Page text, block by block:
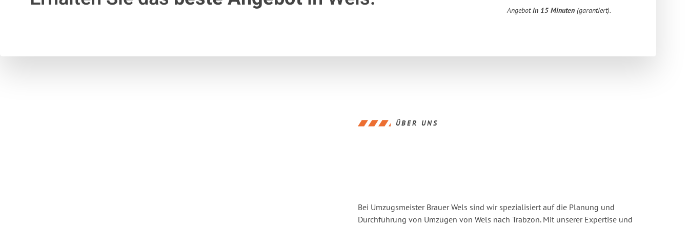
Angebotin 15 Minuten (garantiert).
ÜBER UNS
Bei Umzugsmeister Brauer Wels sind wir spezialisiert auf die Planung und
Durchführung von Umzügen von Wels nach Trabzon. Mit unserer Expertise und